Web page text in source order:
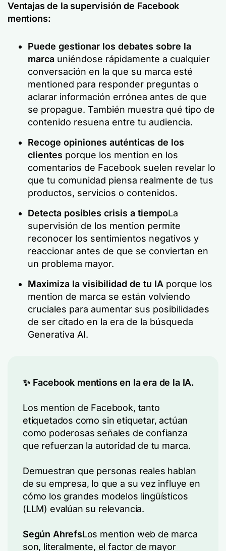
Ventajas de la supervisión de Facebook
mentions:
Puede gestionar los debates sobre la
marca uniéndose rápidamente a cualquier
conversación en la que su marca esté
mentioned para responder preguntas o
aclarar información errónea antes de que
se propague. También muestra qué tipo de
contenido resuena entre tu audiencia.
Recoge opiniones auténticas de los
clientes porque los mention en los
comentarios de Facebook suelen revelar lo
que tu comunidad piensa realmente de tus
productos, servicios o contenidos.
Detecta posibles crisis a tiempoLa
supervisión de los mention permite
reconocer los sentimientos negativos y
reaccionar antes de que se conviertan en
un problema mayor.
Maximiza la visibilidad de tu IA porque los
mention de marca se están volviendo
cruciales para aumentar sus posibilidades
de ser citado en la era de la búsqueda
Generativa AI.
✨ Facebook mentions en la era de la IA.
Los mention de Facebook, tanto
etiquetados como sin etiquetar, actúan
como poderosas señales de confianza
que refuerzan la autoridad de tu marca.
Demuestran que personas reales hablan
de su empresa, lo que a su vez influye en
cómo los grandes modelos lingüísticos
(LLM) evalúan su relevancia.
Según AhrefsLos mention web de marca
son, literalmente, el factor de mayor